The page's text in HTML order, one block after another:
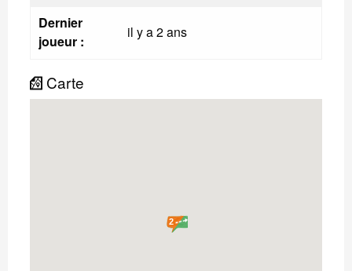
Dernier
joueur :
il y a 2 ans
Carte
2